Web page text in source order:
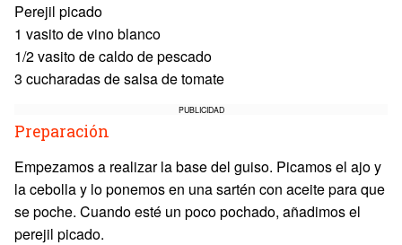
Perejil picado
1 vasito de vino blanco
1/2 vasito de caldo de pescado
3 cucharadas de salsa de tomate
PUBLICIDAD
Preparación
Empezamos a realizar la base del guiso. Picamos el ajo y
la cebolla y lo ponemos en una sartén con aceite para que
se poche. Cuando esté un poco pochado, añadimos el
perejil picado.